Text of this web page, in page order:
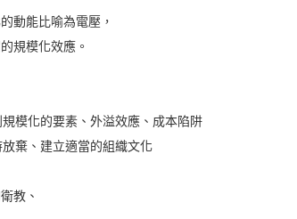
動能比喻為電壓，
規模化效應。
模化的要素、外溢效應、成本陷阱
棄、建立適當的組織文化
教、